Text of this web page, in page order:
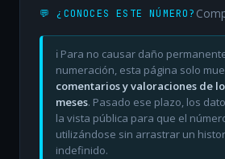
💬 ¿CONOCES ESTE NÚMERO?
ℹ️ Para no causar daño
numeración, esta página solo
comentarios y valoraciones de
meses. Pasado ese plazo, los
la vista pública para que el
utilizándose sin arrastrar un
indefinido.